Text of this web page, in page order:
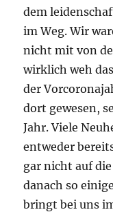
dem
im Weg. Wir
nicht mit von
wirklich weh
der
dort gewesen,
Jahr. Viele
entweder
gar nicht auf die
danach so
bringt bei uns